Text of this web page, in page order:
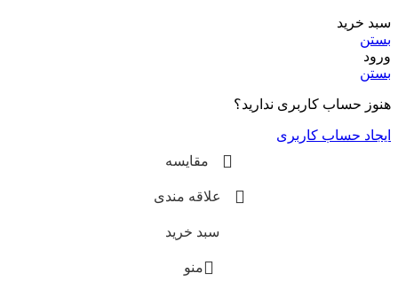
سبد خرید
بستن
ورود
بستن
هنوز حساب کاربری ندارید؟
ایجاد حساب کاربری
مقایسه
علاقه مندی
سبد خرید
منو